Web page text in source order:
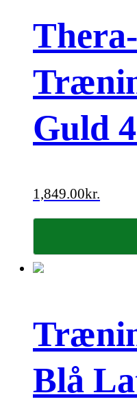
Guld
1,849.00kr.
Blå